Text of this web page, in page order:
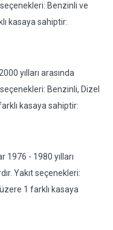
Benzinli ve
kasaya sahiptir:
yılları arasında
Benzinli, Dizel
kasaya sahiptir:
1976 - 1980 yılları
Yakıt seçenekleri:
1 farklı kasaya